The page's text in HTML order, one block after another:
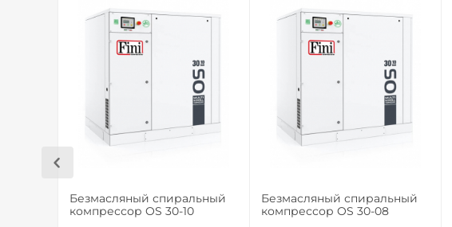
Безмасляный спиральный
компрессор OS 30-10
Безмасляный спиральный
компрессор OS 30-08